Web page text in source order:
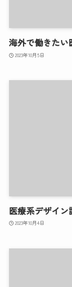
海外で働きたい
2023年10月5日
医療系デザイン
2023年10月4日